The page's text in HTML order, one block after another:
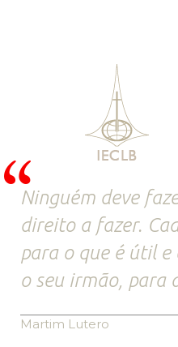
Ninguém deve
direito a fazer.
para o que é útil e
o seu irmão, para
Martim Lutero